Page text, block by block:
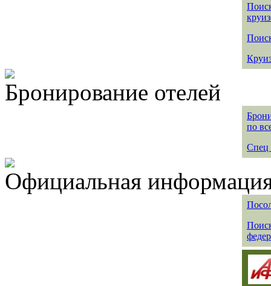
Бронирование отелей
по
Спец
Официальная